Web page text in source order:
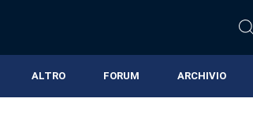
ALTRO FORUM ARCHIVIO